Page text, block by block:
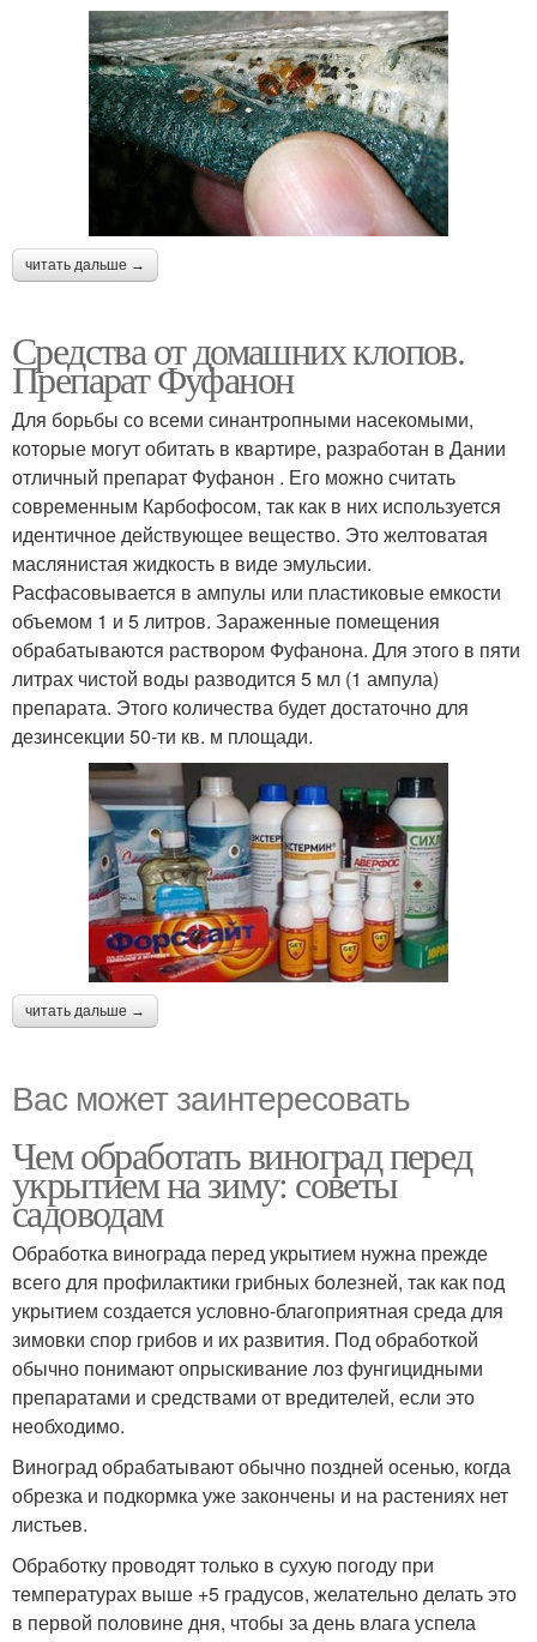
читать дальше →
Средства от домашних клопов.
Препарат Фуфанон
Для борьбы со всеми синантропными насекомыми,
которые могут обитать в квартире, разработан в Дании
отличный препарат Фуфанон . Его можно считать
современным Карбофосом, так как в них используется
идентичное действующее вещество. Это желтоватая
маслянистая жидкость в виде эмульсии.
Расфасовывается в ампулы или пластиковые емкости
объемом 1 и 5 литров. Зараженные помещения
обрабатываются раствором Фуфанона. Для этого в пяти
литрах чистой воды разводится 5 мл (1 ампула)
препарата. Этого количества будет достаточно для
дезинсекции 50-ти кв. м площади.
читать дальше →
Вас может заинтересовать
Чем обработать виноград перед
укрытием на зиму: советы
садоводам
Обработка винограда перед укрытием нужна прежде
всего для профилактики грибных болезней, так как под
укрытием создается условно-благоприятная среда для
зимовки спор грибов и их развития. Под обработкой
обычно понимают опрыскивание лоз фунгицидными
препаратами и средствами от вредителей, если это
необходимо.
Виноград обрабатывают обычно поздней осенью, когда
обрезка и подкормка уже закончены и на растениях нет
листьев.
Обработку проводят только в сухую погоду при
температурах выше +5 градусов, желательно делать это
в первой половине дня, чтобы за день влага успела